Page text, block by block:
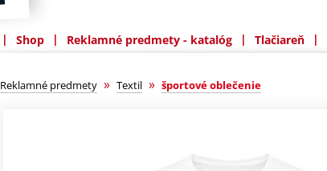
| Shop | Reklamné predmety - katalóg | Tlačiareň |
Reklamné predmety » Textil » športové oblečenie